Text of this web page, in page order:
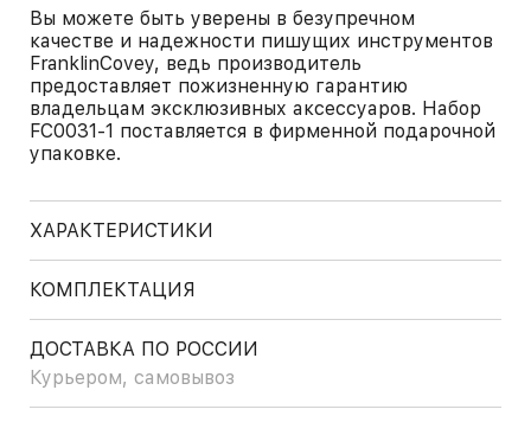
Вы можете быть уверены в безупречном
качестве и надежности пишущих инструментов
FranklinCovey, ведь производитель
предоставляет пожизненную гарантию
владельцам эксклюзивных аксессуаров. Набор
FC0031-1 поставляется в фирменной подарочной
упаковке.
ХАРАКТЕРИСТИКИ
КОМПЛЕКТАЦИЯ
ДОСТАВКА ПО РОССИИ
Курьером, самовывоз